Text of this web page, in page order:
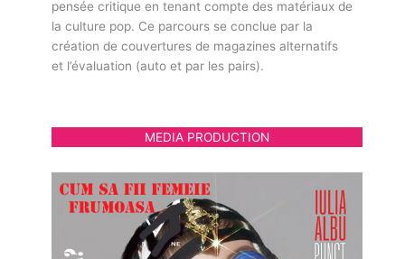
pensée critique en tenant compte des matériaux de
la culture pop. Ce parcours se conclue par la
création de couvertures de magazines alternatifs
et l’évaluation (auto et par les pairs).
MEDIA PRODUCTION